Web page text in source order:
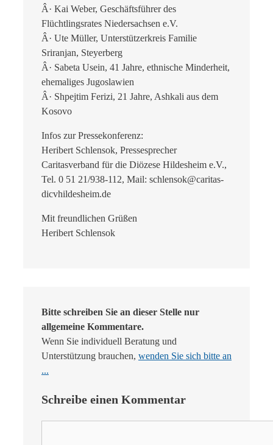
Â· Kai Weber, Geschäftsführer des
Flüchtlingsrates Niedersachsen e.V.
Â· Ute Müller, Unterstützerkreis Familie
Sriranjan, Steyerberg
Â· Sabeta Usein, 41 Jahre, ethnische Minderheit,
ehemaliges Jugoslawien
Â· Shpejtim Ferizi, 21 Jahre, Ashkali aus dem
Kosovo
Infos zur Pressekonferenz:
Heribert Schlensok, Pressesprecher
Caritasverband für die Diözese Hildesheim e.V.,
Tel. 0 51 21/938-112, Mail: schlensok@caritas-
dicvhildesheim.de
Mit freundlichen Grüßen
Heribert Schlensok
Bitte schreiben Sie an dieser Stelle nur
allgemeine Kommentare.
Wenn Sie individuell Beratung und
Unterstützung brauchen, wenden Sie sich bitte an
...
Schreibe einen Kommentar